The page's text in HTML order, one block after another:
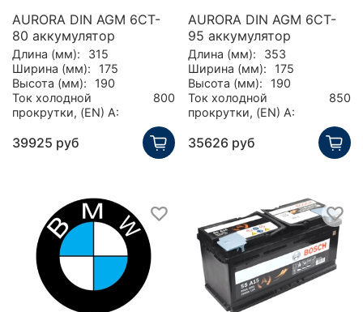
AURORA DIN AGM 6CT-
80 аккумулятор
Длина (мм):
315
Ширина (мм):
175
Высота (мм):
190
Ток холодной
прокрутки, (EN) А:
800
39925 руб
AURORA DIN AGM 6CT-
95 аккумулятор
Длина (мм):
353
Ширина (мм):
175
Высота (мм):
190
Ток холодной
прокрутки, (EN) А:
850
35626 руб